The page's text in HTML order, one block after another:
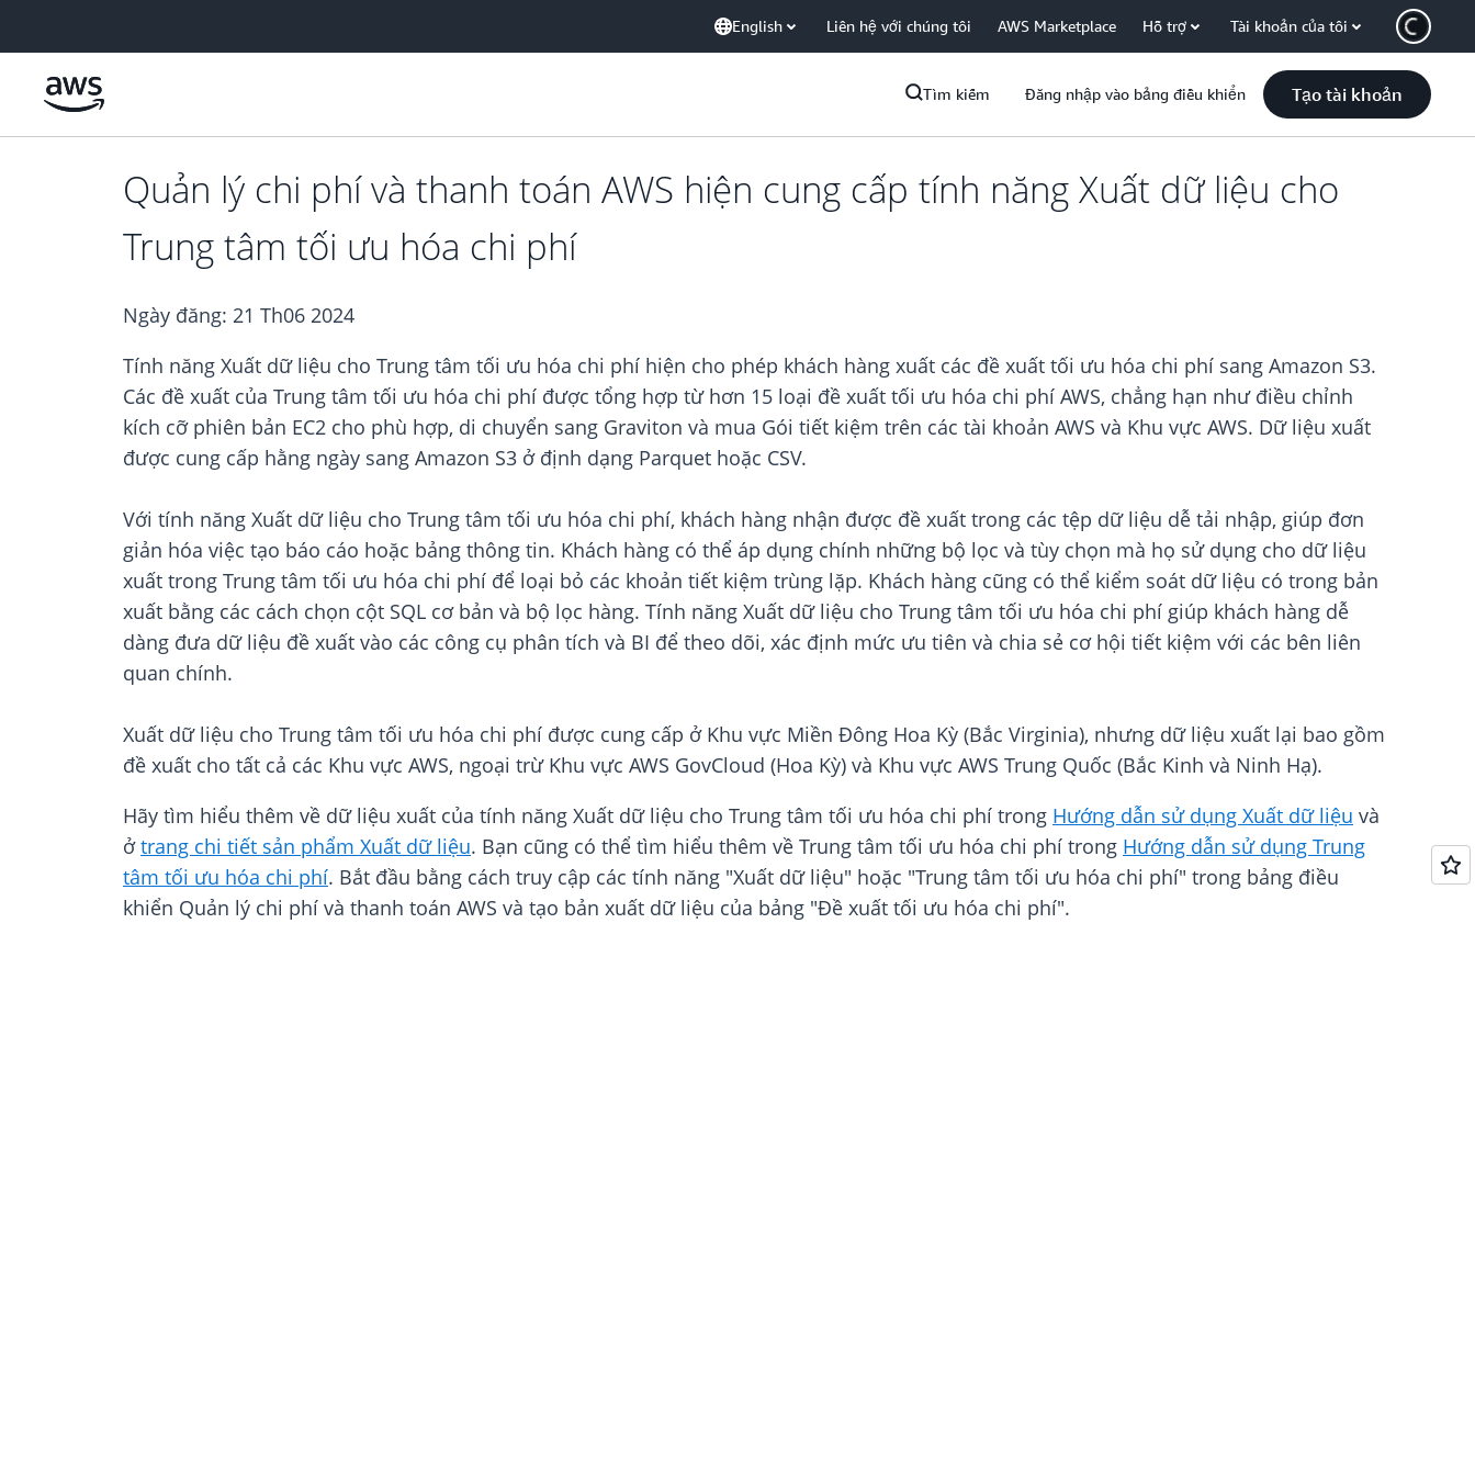
English Liên hệ với chúng tôi AWS Marketplace Hỗ trợ Tài khoản của tôi
Tìm kiếm Đăng nhập vào bảng điều khiển Tạo tài khoản
Quản lý chi phí và thanh toán AWS hiện cung cấp tính năng Xuất dữ liệu cho
Trung tâm tối ưu hóa chi phí
Ngày đăng: 21 Th06 2024
Tính năng Xuất dữ liệu cho Trung tâm tối ưu hóa chi phí hiện cho phép khách hàng xuất các đề xuất tối ưu hóa chi phí sang Amazon S3.
Các đề xuất của Trung tâm tối ưu hóa chi phí được tổng hợp từ hơn 15 loại đề xuất tối ưu hóa chi phí AWS, chẳng hạn như điều chỉnh
kích cỡ phiên bản EC2 cho phù hợp, di chuyển sang Graviton và mua Gói tiết kiệm trên các tài khoản AWS và Khu vực AWS. Dữ liệu xuất
được cung cấp hằng ngày sang Amazon S3 ở định dạng Parquet hoặc CSV.
Với tính năng Xuất dữ liệu cho Trung tâm tối ưu hóa chi phí, khách hàng nhận được đề xuất trong các tệp dữ liệu dễ tải nhập, giúp đơn
giản hóa việc tạo báo cáo hoặc bảng thông tin. Khách hàng có thể áp dụng chính những bộ lọc và tùy chọn mà họ sử dụng cho dữ liệu
xuất trong Trung tâm tối ưu hóa chi phí để loại bỏ các khoản tiết kiệm trùng lặp. Khách hàng cũng có thể kiểm soát dữ liệu có trong bản
xuất bằng các cách chọn cột SQL cơ bản và bộ lọc hàng. Tính năng Xuất dữ liệu cho Trung tâm tối ưu hóa chi phí giúp khách hàng dễ
dàng đưa dữ liệu đề xuất vào các công cụ phân tích và BI để theo dõi, xác định mức ưu tiên và chia sẻ cơ hội tiết kiệm với các bên liên
quan chính.
Xuất dữ liệu cho Trung tâm tối ưu hóa chi phí được cung cấp ở Khu vực Miền Đông Hoa Kỳ (Bắc Virginia), nhưng dữ liệu xuất lại bao gồm
đề xuất cho tất cả các Khu vực AWS, ngoại trừ Khu vực AWS GovCloud (Hoa Kỳ) và Khu vực AWS Trung Quốc (Bắc Kinh và Ninh Hạ).
Hãy tìm hiểu thêm về dữ liệu xuất của tính năng Xuất dữ liệu cho Trung tâm tối ưu hóa chi phí trong Hướng dẫn sử dụng Xuất dữ liệu và
ởtrang chi tiết sản phẩm Xuất dữ liệu. Bạn cũng có thể tìm hiểu thêm về Trung tâm tối ưu hóa chi phí trong Hướng dẫn sử dụng Trung
tâm tối ưu hóa chi phí. Bắt đầu bằng cách truy cập các tính năng "Xuất dữ liệu" hoặc "Trung tâm tối ưu hóa chi phí" trong bảng điều
khiển Quản lý chi phí và thanh toán AWS và tạo bản xuất dữ liệu của bảng "Đề xuất tối ưu hóa chi phí".